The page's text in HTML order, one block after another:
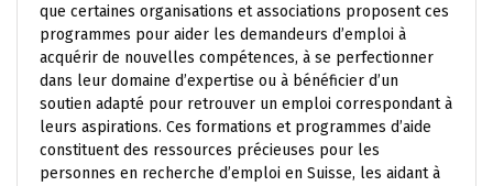
que certaines organisations et associations proposent ces
programmes pour aider les demandeurs d’emploi à
acquérir de nouvelles compétences, à se perfectionner
dans leur domaine d’expertise ou à bénéficier d’un
soutien adapté pour retrouver un emploi correspondant à
leurs aspirations. Ces formations et programmes d’aide
constituent des ressources précieuses pour les
personnes en recherche d’emploi en Suisse, les aidant à